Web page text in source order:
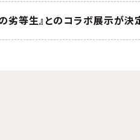
等生』とのコラボ展示が決